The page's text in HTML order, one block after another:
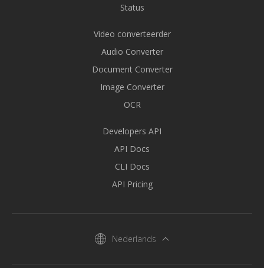
Status
Video converteerder
Audio Converter
Document Converter
Image Converter
OCR
Developers API
API Docs
CLI Docs
API Pricing
Nederlands